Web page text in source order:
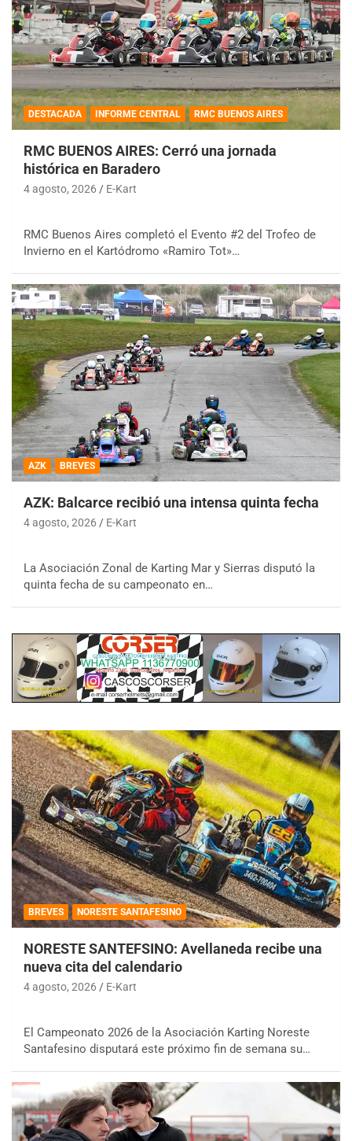
DESTACADA INFORME CENTRAL RMC BUENOS AIRES
RMC BUENOS AIRES: Cerró una jornada
histórica en Baradero
4 agosto, 2026 E-Kart
RMC Buenos Aires completó el Evento #2 del Trofeo de
Invierno en el Kartódromo «Ramiro Tot»…
AZK BREVES
AZK: Balcarce recibió una intensa quinta fecha
4 agosto, 2026 E-Kart
La Asociación Zonal de Karting Mar y Sierras disputó la
quinta fecha de su campeonato en…
BREVES NORESTE SANTAFESINO
NORESTE SANTEFSINO: Avellaneda recibe una
nueva cita del calendario
4 agosto, 2026 E-Kart
El Campeonato 2026 de la Asociación Karting Noreste
Santafesino disputará este próximo fin de semana su…